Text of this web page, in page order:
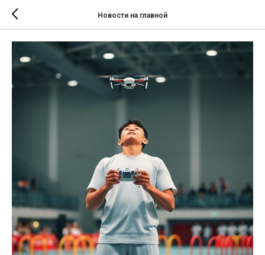
Новости на главной